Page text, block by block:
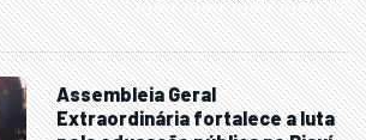
Assembleia Geral
Extraordinária fortalece a luta